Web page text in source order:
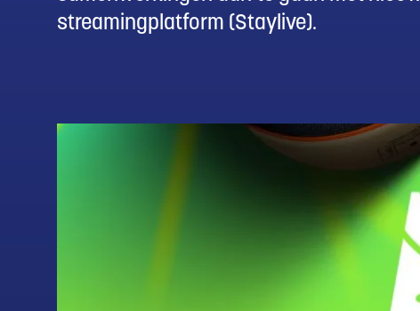
streamingplatform (Staylive).